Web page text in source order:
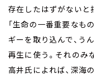
存在したはずがないと
「生命の一番重要なも
ギーを取り込んで、う
再生に使う。それのみ
高井氏によれば、深海